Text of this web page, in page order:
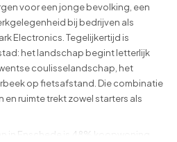
voor een jonge bevolking, een
bij bedrijven als
Electronics. Tegelijkertijd is
het landschap begint letterlijk
coulisselandschap, het
op fietsafstand. Die combinatie
ruimte trekt zowel starters als
in Enschede is 48% koopwoning,